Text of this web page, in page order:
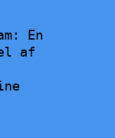
En
af